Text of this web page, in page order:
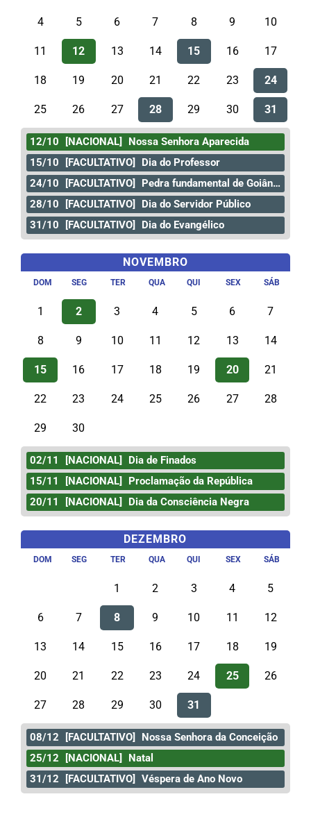
4 5 6 7 8 9 10
11 12 13 14 15 16 17
18 19 20 21 22 23 24
25 26 27 28 29 30 31
12/10 [NACIONAL]
Nossa Senhora Aparecida
15/10
[FACULTATIVO]
Dia do Professor
24/10
[FACULTATIVO]
Pedra fundamental de Goiânia
28/10
[FACULTATIVO]
Dia do Servidor Público
31/10
[FACULTATIVO] Dia do Evangélico
NOVEMBRO
DOM SEG TER QUA QUI SEX SÁB
1 2 3 4 5 6 7
8 9 10 11 12 13 14
15 16 17 18 19 20 21
22 23 24 25 26 27 28
29 30
02/11 [NACIONAL]
Dia de Finados
15/11
[NACIONAL]
Proclamação da República
20/11
[NACIONAL] Dia da Consciência Negra
DEZEMBRO
DOM SEG TER QUA QUI SEX SÁB
1 2 3 4 5
6 7 8 9 10 11 12
13 14 15 16 17 18 19
20 21 22 23 24 25 26
27 28 29 30 31
08/12 [FACULTATIVO]
Nossa Senhora da Conceição
25/12
[NACIONAL]
Natal
31/12
[FACULTATIVO] Véspera de Ano Novo